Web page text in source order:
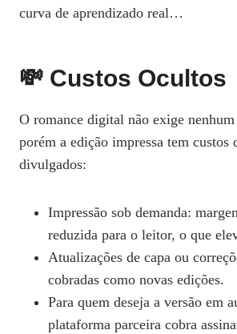
curva de aprendizado real…
💸 Custos Ocultos
O romance digital não exige
porém a edição impressa tem custos
divulgados:
Impressão sob demanda:
reduzida para o leitor, o que
Atualizações de capa ou
cobradas como novas edições.
Para quem deseja a versão em
plataforma parceira cobra